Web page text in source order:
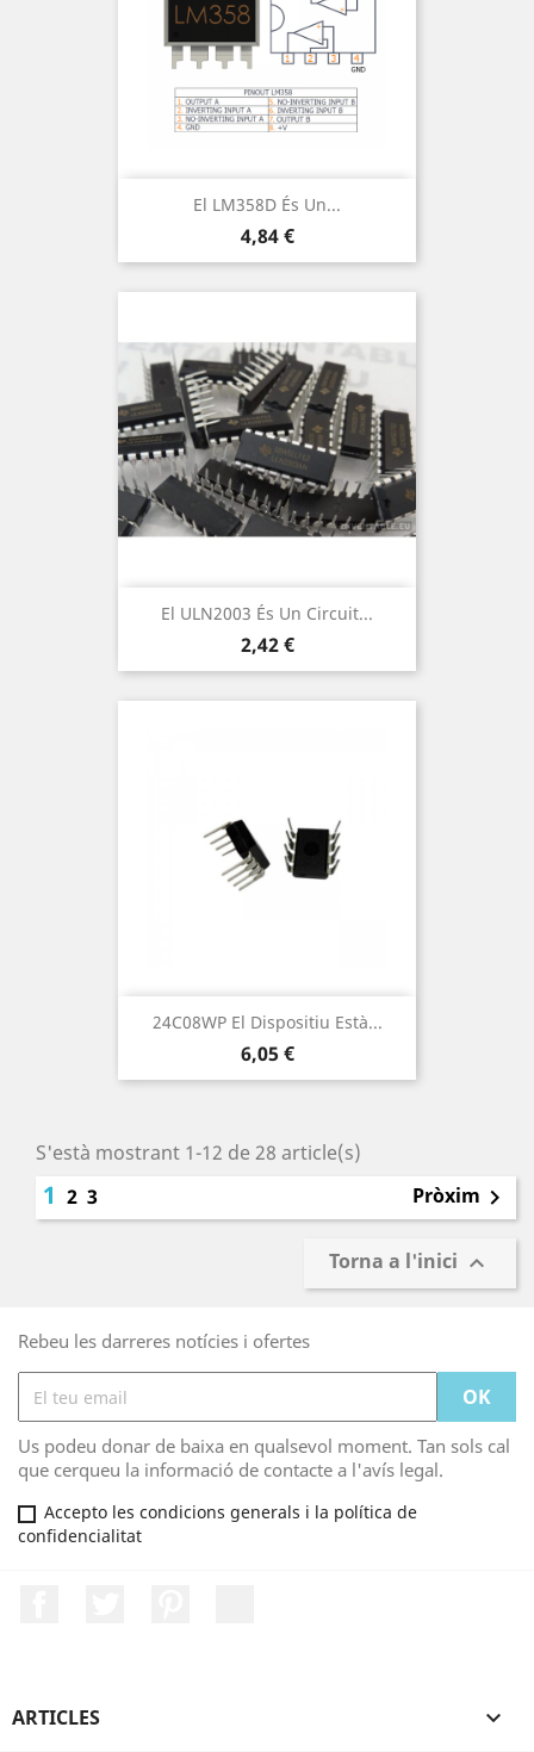
El LM358D És Un...
Preu
4,84 €
El ULN2003 És Un Circuit...
Preu
2,42 €
24C08WP El Dispositiu Està...
Preu
6,05 €
S'està mostrant 1-12 de 28 article(s)
1 2 3 Pròxim 
Torna a l'inici 
Rebeu les darreres notícies i ofertes
Us podeu donar de baixa en qualsevol moment. Tan sols cal
que cerqueu la informació de contacte a l'avís legal.
Accepto les condicions generals i la política de
confidencialitat
ARTICLES 